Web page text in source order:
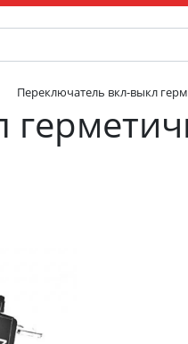
Переключатель вкл-выкл